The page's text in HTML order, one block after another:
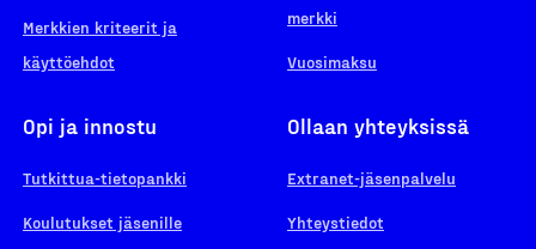
Merkkien kriteerit ja
käyttöehdot
merkki
Vuosimaksu
Opi ja innostu
Tutkittua-tietopankki
Koulutukset jäsenille
Ollaan yhteyksissä
Extranet-jäsenpalvelu
Yhteystiedot